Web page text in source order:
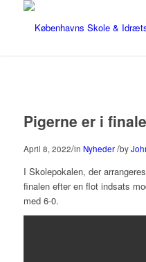
Pigerne er i
April 8, 2022/in Nyheder /by
I Skolepokalen, der
finalen efter en flot indsats
med 6-0.